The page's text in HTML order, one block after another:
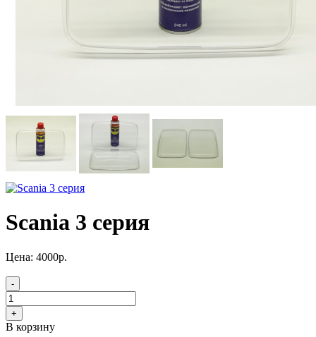
Scania 3 серия
Цена: 4000р.
В корзину